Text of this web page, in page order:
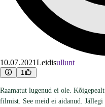
10.07.2021Leidisullunt
1
Raamatut lugenud ei ole.
filmist. See meid ei aidanud.